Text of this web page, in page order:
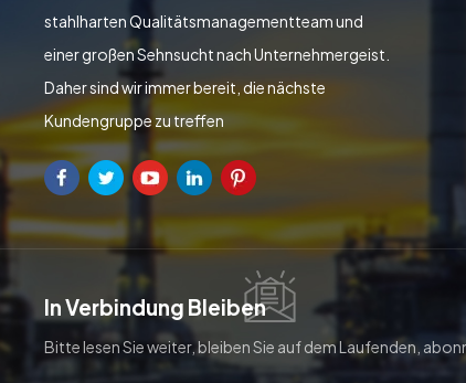
stahlharten Qualitätsmanagementteam und
einer großen Sehnsucht nach Unternehmergeist.
Daher sind wir immer bereit, die nächste
Kundengruppe zu treffen
In Verbindung Bleiben
Bitte lesen Sie weiter, bleiben Sie auf dem Laufenden,
herzlich willkommen, uns Ihre Meinung mitzuteilen.